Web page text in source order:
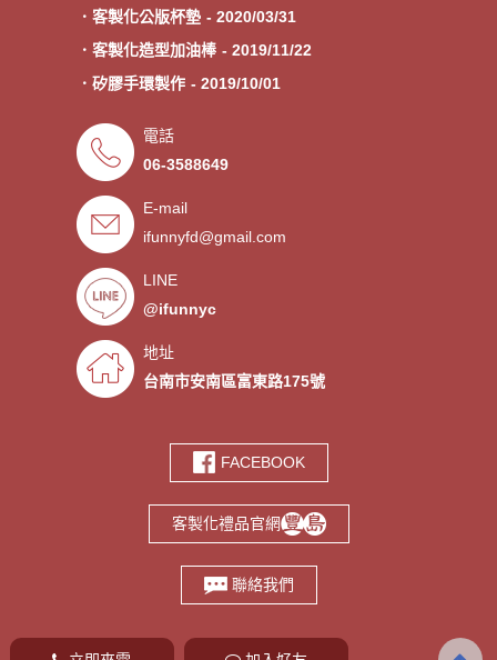
．客製化公版杯墊
- 2020/03/31
．客製化造型加油棒
- 2019/11/22
．矽膠手環製作
- 2019/10/01
．來圖印製氣囊支架 低起訂量
．超低價少量手環客製
．禮贈品客製化服務，歡迎免費
索取樣品。
．氣囊支架客製服務 - 2019/08/30
．廣告扇製作工廠 -競選造勢熱
門宣傳贈品
．宮廟神明結緣品訂做
．水晶滴膠氣囊支架製作
．客製氣囊手機支架 - 2019/06/18
．鑰匙圈少量客製印刷歡迎打樣‎ - 2019/05/10
．鑰匙圈客製化專家 - 2019/05/10
．台南螢幕擦拭貼製造廠商‎ - 2019/05/07
．選舉宣傳造勢擦拭貼訂做 - 2019/05/06
．伸縮氣囊手機支架客製 - 2019/04/18
電話
06-3588649
E-mail
ifunnyfd@gmail.com
LINE
@ifunnyc
地址
台南市安南區富東路175號
FACEBOOK
客製化禮品官網
聯絡我們